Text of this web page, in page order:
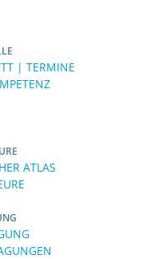
| TERMINE
ATLAS